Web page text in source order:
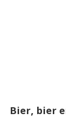
Bier, bier